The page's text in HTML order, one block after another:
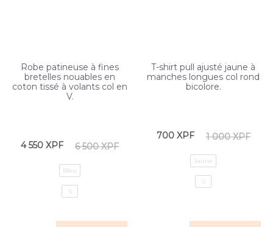
Robe patineuse à fines
bretelles nouables en
coton tissé à volants col en
V.
6 500XPF
4 550 XPF
Bleu
S
T-shirt pull ajusté jaune à
manches longues col rond
bicolore.
1 000XPF
700 XPF
Jaune
S